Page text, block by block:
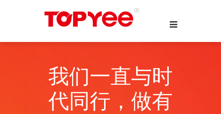
我们一直与时
代同行，做有